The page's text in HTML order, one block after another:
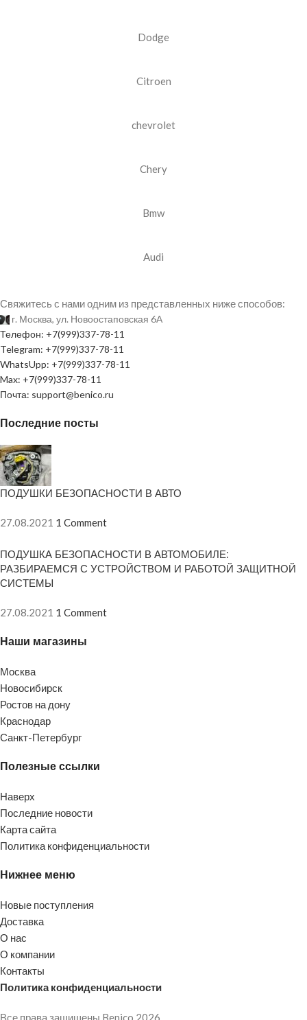
Dodge
Citroen
chevrolet
Chery
Bmw
Audi
Свяжитесь с нами одним из представленных ниже способов:
г. Москва, ул. Новоостаповская 6А
Телефон: +7(999)337-78-11
Telegram: +7(999)337-78-11
WhatsUpp: +7(999)337-78-11
Max: +7(999)337-78-11
Почта: support@benico.ru
Последние посты
ПОДУШКИ БЕЗОПАСНОСТИ В АВТО
27.08.2021 1 Comment
ПОДУШКА БЕЗОПАСНОСТИ В АВТОМОБИЛЕ:
РАЗБИРАЕМСЯ С УСТРОЙСТВОМ И РАБОТОЙ ЗАЩИТНОЙ
СИСТЕМЫ
27.08.2021 1 Comment
Наши магазины
Москва
Новосибирск
Ростов на дону
Краснодар
Санкт-Петербург
Полезные ссылки
Наверх
Последние новости
Карта сайта
Политика конфиденциальности
Нижнее меню
Новые поступления
Доставка
О нас
О компании
Контакты
Политика конфиденциальности
Все права защищены Benico 2026